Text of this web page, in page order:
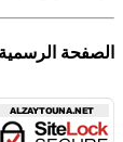
الصفحة